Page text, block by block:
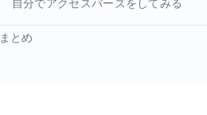
自分でアクセスバーズをしてみる
まとめ